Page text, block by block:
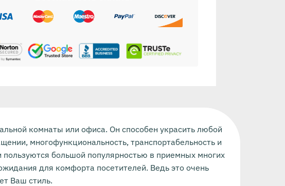
комнаты или офиса. Он способен украсить любой
многофункциональность, транспортабельность и
большой популярностью в приемных многих
для комфорта посетителей. Ведь это очень
Ваш стиль.